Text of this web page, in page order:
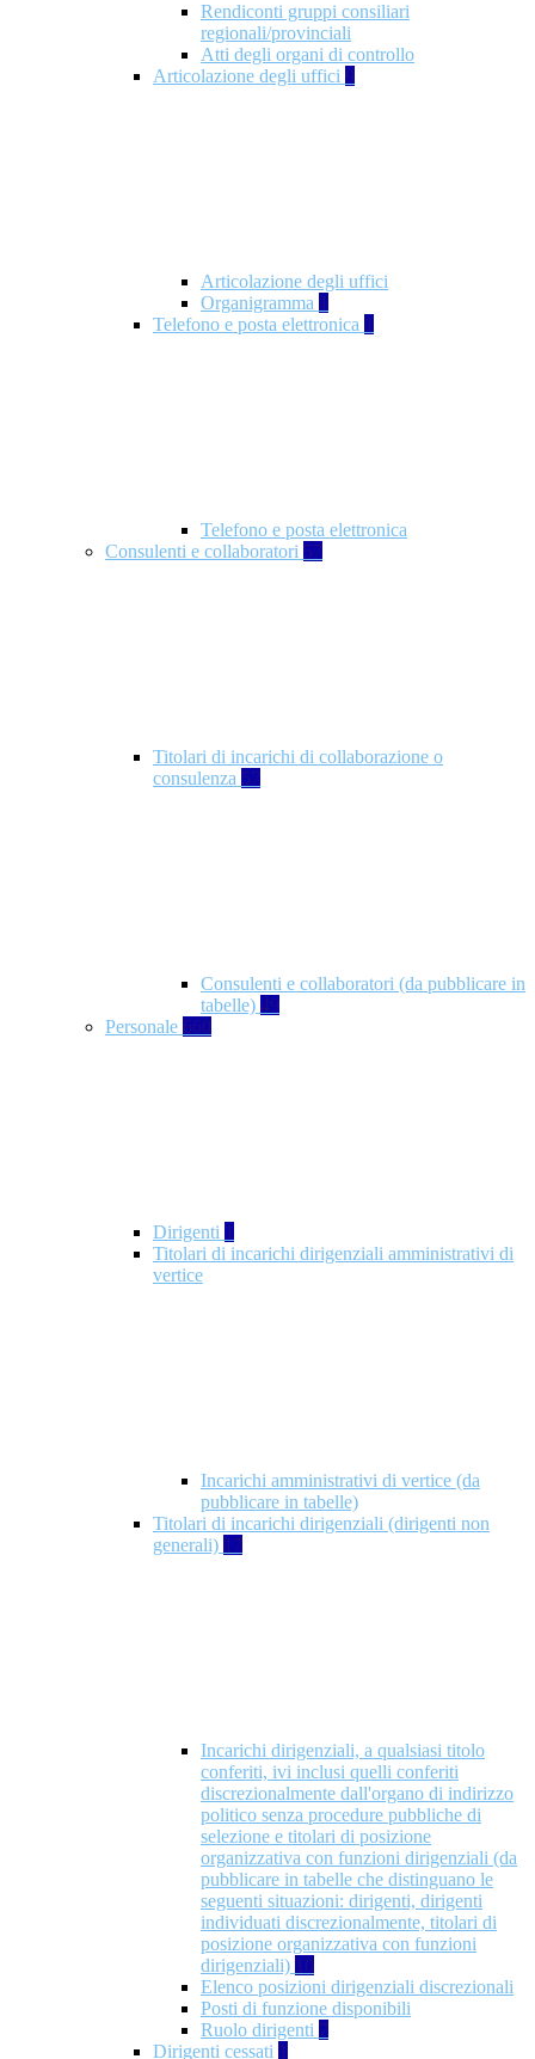
Rendiconti gruppi consiliari
regionali/provinciali
Atti degli organi di controllo
Articolazione degli uffici 9
Articolazione degli uffici
Organigramma 1
Telefono e posta elettronica 1
Telefono e posta elettronica
Consulenti e collaboratori 57
Titolari di incarichi di collaborazione o
consulenza 57
Consulenti e collaboratori (da pubblicare in
tabelle) 49
Personale 660
Dirigenti 1
Titolari di incarichi dirigenziali amministrativi di
vertice
Incarichi amministrativi di vertice (da
pubblicare in tabelle)
Titolari di incarichi dirigenziali (dirigenti non
generali) 17
Incarichi dirigenziali, a qualsiasi titolo
conferiti, ivi inclusi quelli conferiti
discrezionalmente dall'organo di indirizzo
politico senza procedure pubbliche di
selezione e titolari di posizione
organizzativa con funzioni dirigenziali (da
pubblicare in tabelle che distinguano le
seguenti situazioni: dirigenti, dirigenti
individuati discrezionalmente, titolari di
posizione organizzativa con funzioni
dirigenziali) 10
Elenco posizioni dirigenziali discrezionali
Posti di funzione disponibili
Ruolo dirigenti 7
Dirigenti cessati 1